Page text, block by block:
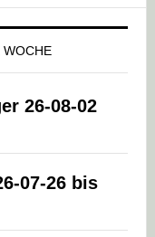
WOCHE
26-08-02
07-26 bis